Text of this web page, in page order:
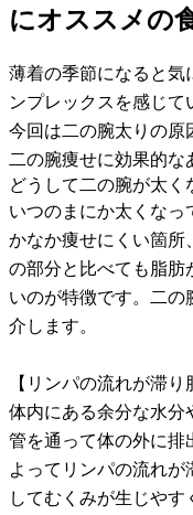
にオススメの
薄着の季節になると気
ンプレックスを感じて
今回は二の腕太りの原
二の腕痩せに効果的な
どうして二の腕が太く
いつのまにか太くなっ
かなか痩せにくい箇所
の部分と比べても脂肪
いのが特徴です。二の
介します。
【リンパの流れが滞り
体内にある余分な水分
管を通って体の外に排
よってリンパの流れ
してむくみが生じや